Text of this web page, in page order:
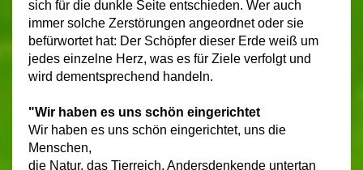
sich für die dunkle Seite entschieden. Wer auch
immer solche Zerstörungen angeordnet oder sie
befürwortet hat: Der Schöpfer dieser Erde weiß um
jedes einzelne Herz, was es für Ziele verfolgt und
wird dementsprechend handeln.
"Wir haben es uns schön eingerichtet
Wir haben es uns schön eingerichtet, uns die
Menschen,
die Natur, das Tierreich, Andersdenkende untertan